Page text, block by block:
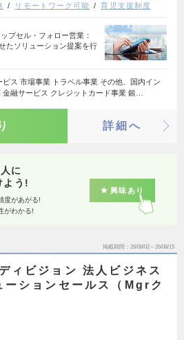
リモートワーク可能 育児支援制度
プセル・フォロー営業：
たソリューション提案を行
ビス 市場事業 トラベル事業 その他、国内イン
融サービス クレジットカード事業 銀…
詳細へ
に
よう!
度があがる!
がわかる!
興味あり
掲載期間 26/08/02～26/08/15
ィビジョン 法人ビジネス
ションセールス（Mgrク